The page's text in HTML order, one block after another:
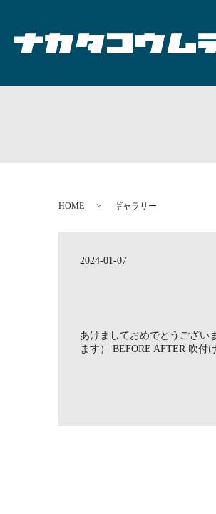
HOME ギャラリー
2024-01-07
あけましておめでとうござい
ます） BEFORE AFTER 吹